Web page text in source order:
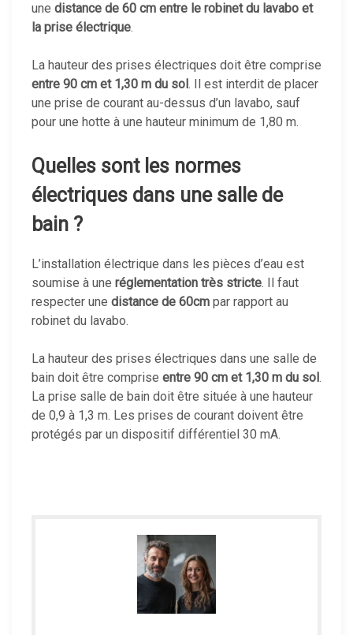
une distance de 60 cm entre le robinet du lavabo et
la prise électrique.
La hauteur des prises électriques doit être comprise
entre 90 cm et 1,30 m du sol . Il est interdit de placer
une prise de courant au-dessus d’un lavabo, sauf
pour une hotte à une hauteur minimum de 1,80 m.
Quelles sont les normes
électriques dans une salle de
bain ?
L’installation électrique dans les pièces d’eau est
soumise à une réglementation très stricte. Il faut
respecter une distance de 60cm par rapport au
robinet du lavabo.
La hauteur des prises électriques dans une salle de
bain doit être comprise entre 90 cm et 1,30 m du sol .
La prise salle de bain doit être située à une hauteur
de 0,9 à 1,3 m. Les prises de courant doivent être
protégés par un dispositif différentiel 30 mA.